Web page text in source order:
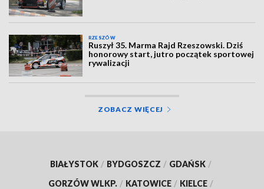
RZESZÓW
Ruszył 35. Marma Rajd Rzeszowski. Dziś
honorowy start, jutro początek sportowej
rywalizacji
ZOBACZ WIĘCEJ
BIAŁYSTOK / BYDGOSZCZ / GDAŃSK /
GORZÓW WLKP. / KATOWICE / KIELCE /